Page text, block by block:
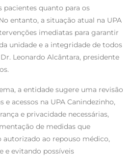
pacientes quanto para os
entanto, a situação atual na UPA
imediatas para garantir
unidade e a integridade de todos
Leonardo Alcântara, presidente
a entidade sugere uma revisão
e acessos na UPA Canindezinho,
e privacidade necessárias,
de medidas que
autorizado ao repouso médico,
e evitando possíveis